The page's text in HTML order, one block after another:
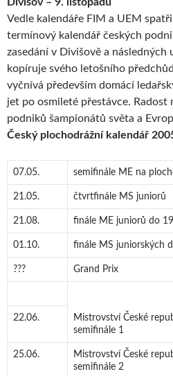
Vedle kalendáře FIM a UEM
termínový kalendář českých
zasedání v Divišově a následných
kopíruje svého letošního
vyčnívá především domácí
jet po osmileté přestávce. Radost
podniků šampionátů světa a
Český plochodrážní kalendář
07.05. semifinále ME na
21.05. čtvrtfinále MS juniorů
21.08. finále ME juniorů do
01.10. finále MS juniorských
??? Grand Prix
22.06.
Mistrovství České
semifinále 1
25.06.
Mistrovství České
semifinále 2